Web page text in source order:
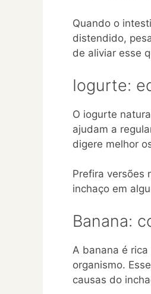
Quando o
distendido,
de aliviar esse
Iogurte:
O iogurte
ajudam a
digere melhor
Prefira versões
inchaço em
Banana:
A banana é rica
organismo.
causas do